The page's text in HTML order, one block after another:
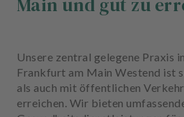
Unsere zentral gelegene Praxis
Frankfurt am Main Westend ist
als auch mit öffentlichen
erreichen. Wir bieten